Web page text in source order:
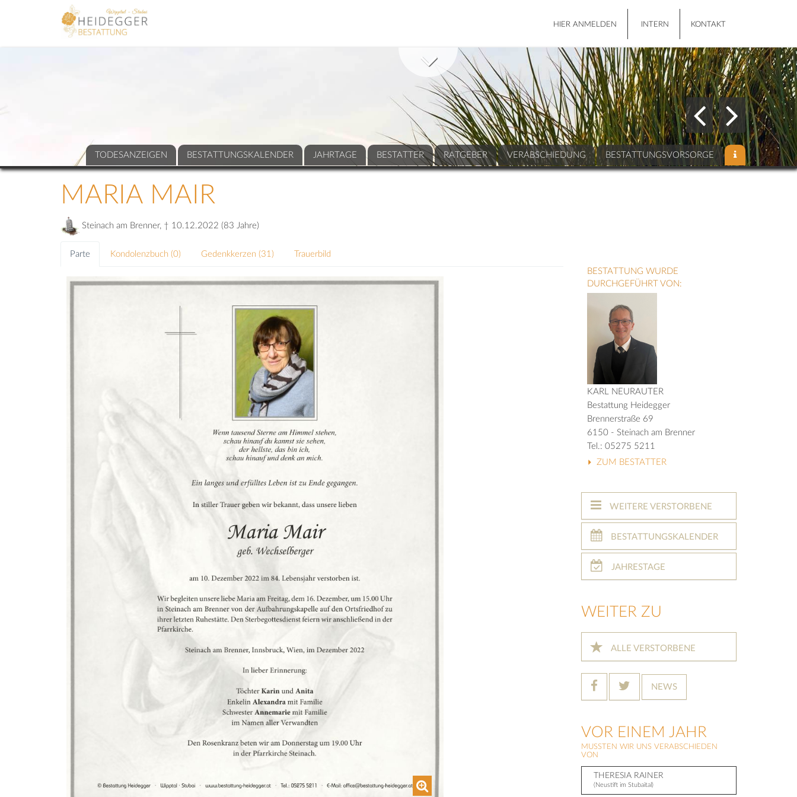
HIER ANMELDEN INTERN KONTAKT
TODESANZEIGEN BESTATTUNGSKALENDER JAHRTAGE BESTATTER RATGEBER VERABSCHIEDUNG BESTATTUNGSVORSORGE
MARIA MAIR
Steinach am Brenner, † 10.12.2022 (83 Jahre)
Parte Kondolenzbuch (0) Gedenkkerzen (31)
Trauerbild
BESTATTUNG WURDE
DURCHGEFÜHRT VON:
KARL NEURAUTER
Bestattung Heidegger
Brennerstraße 69
6150 - Steinach am Brenner
Tel.: 05275 5211
ZUM BESTATTER
WEITERE VERSTORBENE
BESTATTUNGSKALENDER
JAHRESTAGE
WEITER ZU
ALLE VERSTORBENE
NEWS
VOR EINEM JAHR
MUSSTEN WIR UNS VERABSCHIEDEN
VON
THERESIA RAINER
(Neustift im Stubaital)